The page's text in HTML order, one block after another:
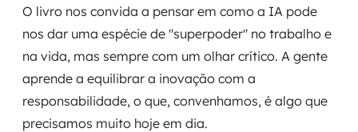
O livro nos convida a pensar em como a IA pode
nos dar uma espécie de "superpoder" no trabalho e
na vida, mas sempre com um olhar crítico. A gente
aprende a equilibrar a inovação com a
responsabilidade, o que, convenhamos, é algo que
precisamos muito hoje em dia.